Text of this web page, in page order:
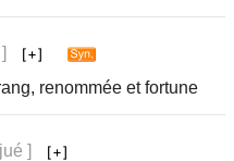
renommée et fortune
]